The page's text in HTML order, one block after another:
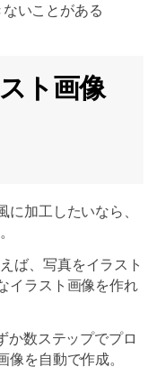
いことがある
ト画像
加工したいなら、
ば、写真をイラスト
イラスト画像を作れ
か数ステップでプロ
を自動で作成。